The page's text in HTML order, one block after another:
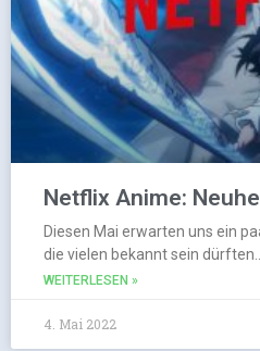
Netflix Anime:
Diesen Mai erwarten uns ein
die vielen bekannt sein dürften…
WEITERLESEN »
4. Mai 2022